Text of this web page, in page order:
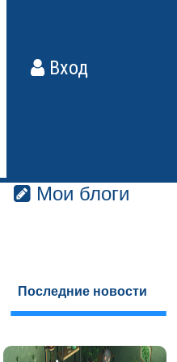
Вход
Мои блоги
Последние новости